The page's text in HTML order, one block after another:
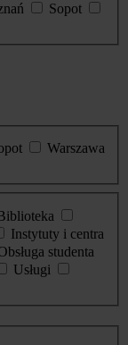
Sopot
Warszawa
Instytuty i centra
studenta
Usługi